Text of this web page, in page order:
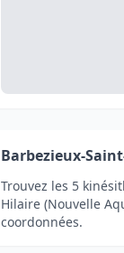
Barbezieux-
Trouvez les 5
Hilaire (Nouvelle
coordonnées.